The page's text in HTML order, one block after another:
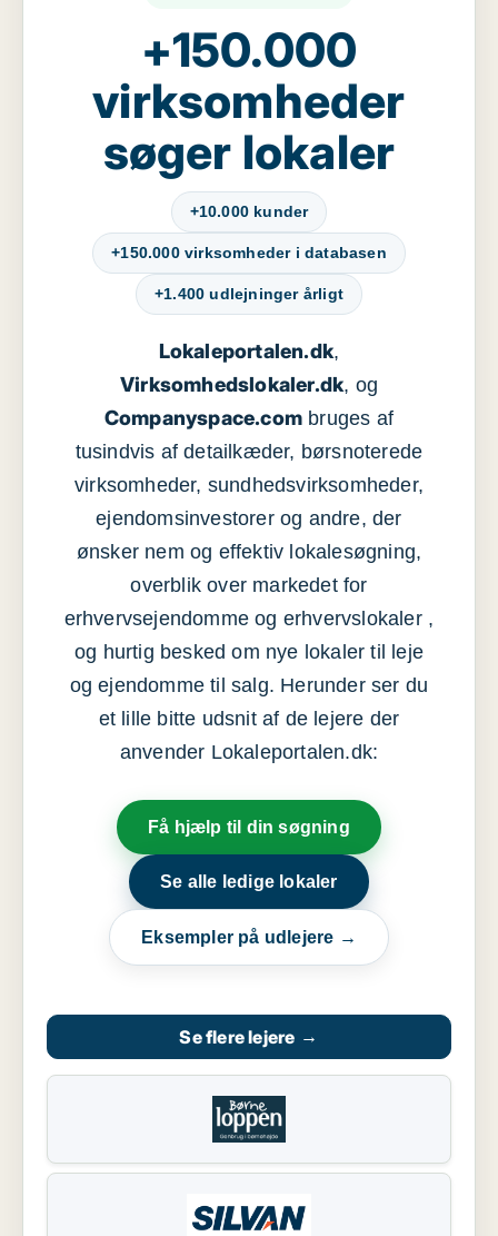
+150.000
virksomheder
søger lokaler
+10.000 kunder
+150.000 virksomheder i databasen
+1.400 udlejninger årligt
Lokaleportalen.dk,
Virksomhedslokaler.dk, og
Companyspace.com bruges af
tusindvis af detailkæder, børsnoterede
virksomheder, sundhedsvirksomheder,
ejendomsinvestorer og andre, der
ønsker nem og effektiv lokalesøgning,
overblik over markedet for
erhvervsejendomme og erhvervslokaler ,
og hurtig besked om nye lokaler til leje
og ejendomme til salg. Herunder ser du
et lille bitte udsnit af de lejere der
anvender Lokaleportalen.dk:
Få hjælp til din søgning
Se alle ledige lokaler
Eksempler på udlejere →
Se flere lejere →